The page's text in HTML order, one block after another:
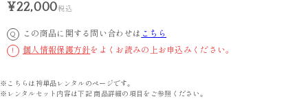
¥22,000税込
Q この商品に関する問い合わせは こちら
! 個人情報保護方針をよくお読みの上お申込みください。
※こちらは袴単品レンタルのページです。
※レンタルセット内容は下記 商品詳細の項目をご参照ください。